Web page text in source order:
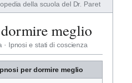
della scuola del Dr. Paret
meglio
· Ipnosi e stati di coscienza
per dormire meglio